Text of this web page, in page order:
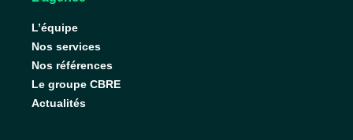
L’équipe
Nos services
Nos références
Le groupe CBRE
Actualités